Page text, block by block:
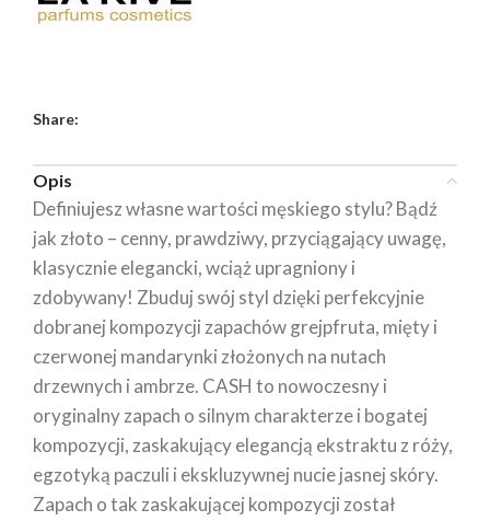
Share:
Opis
Definiujesz własne wartości męskiego stylu? Bądź
jak złoto – cenny, prawdziwy, przyciągający uwagę,
klasycznie elegancki, wciąż upragniony i
zdobywany! Zbuduj swój styl dzięki perfekcyjnie
dobranej kompozycji zapachów grejpfruta, mięty i
czerwonej mandarynki złożonych na nutach
drzewnych i ambrze. CASH to nowoczesny i
oryginalny zapach o silnym charakterze i bogatej
kompozycji, zaskakujący elegancją ekstraktu z róży,
egzotyką paczuli i ekskluzywnej nucie jasnej skóry.
Zapach o tak zaskakującej kompozycji został